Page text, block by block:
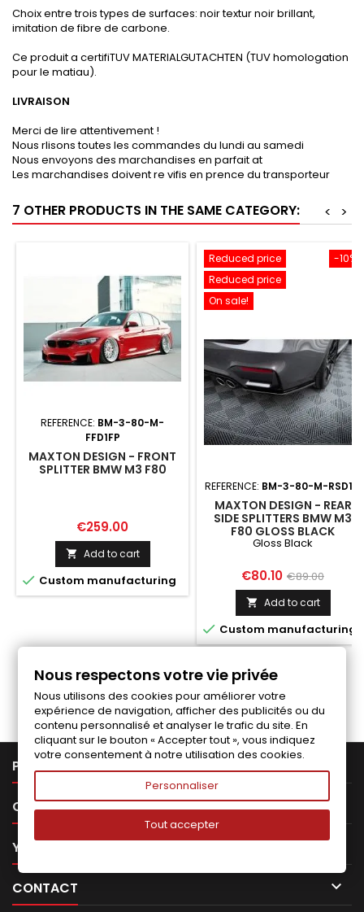
Choix entre trois types de surfaces: noir textur noir brillant,
imitation de fibre de carbone.
Ce produit a certifiTUV MATERIALGUTACHTEN (TUV homologation
pour le matiau).
LIVRAISON
Merci de lire attentivement !
Nous rlisons toutes les commandes du lundi au samedi
Nous envoyons des marchandises en parfait at
Les marchandises doivent re vifis en prence du transporteur
7 OTHER PRODUCTS IN THE SAME CATEGORY: >
<
REFERENCE: BM-3-80-M-
FFD1FP
MAXTON DESIGN - FRONT
SPLITTER BMW M3 F80
Price
€259.00
 Add to cart
 Custom manufacturing
-10%
Reduced price
Reduced price
On sale!
REFERENCE: BM-3-80-M-RSD1G
MAXTON DESIGN - REAR
SIDE SPLITTERS BMW M3
F80 GLOSS BLACK
Gloss Black
Price
€80.10 Regular
price
€89.00
 Add to cart
 Custom manufacturing
Follow us on Facebook
PRODUCTS
OUR COMPANY 
YOUR ACCOUNT 
CONTACT 
Nous respectons votre vie privée
Nous utilisons des cookies pour améliorer votre
expérience de navigation, afficher des publicités ou du
contenu personnalisé et analyser le trafic du site. En
cliquant sur le bouton « Accepter tout », vous indiquez
votre consentement à notre utilisation des cookies.
Personnaliser
Tout accepter